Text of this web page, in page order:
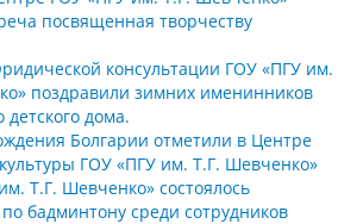
посвященная творчеству
консультации ГОУ «ПГУ им.
поздравили зимних именинников
детского дома.
Болгарии отметили в Центре
ГОУ «ПГУ им. Т.Г. Шевченко»
Т.Г. Шевченко» состоялось
бадминтону среди сотрудников